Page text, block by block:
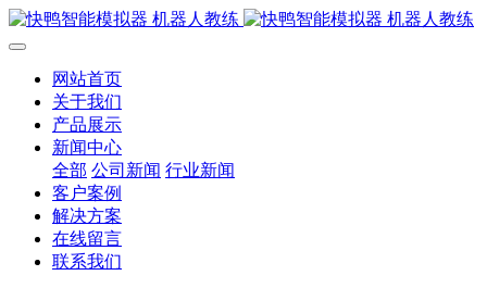
网站首页
关于我们
产品展示
新闻中心
全部 公司新闻 行业新闻
客户案例
解决方案
在线留言
联系我们